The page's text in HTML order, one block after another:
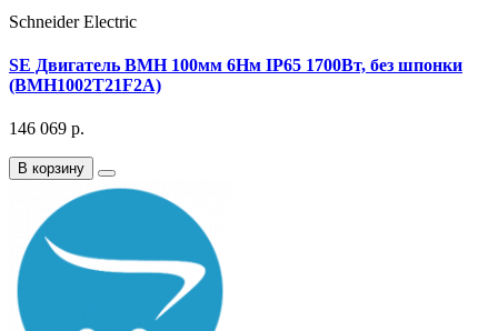
Schneider Electric
SE Двигатель BMH 100мм 6Нм IP65 1700Вт, без шпонки
(BMH1002T21F2A)
146 069 р.
В корзину